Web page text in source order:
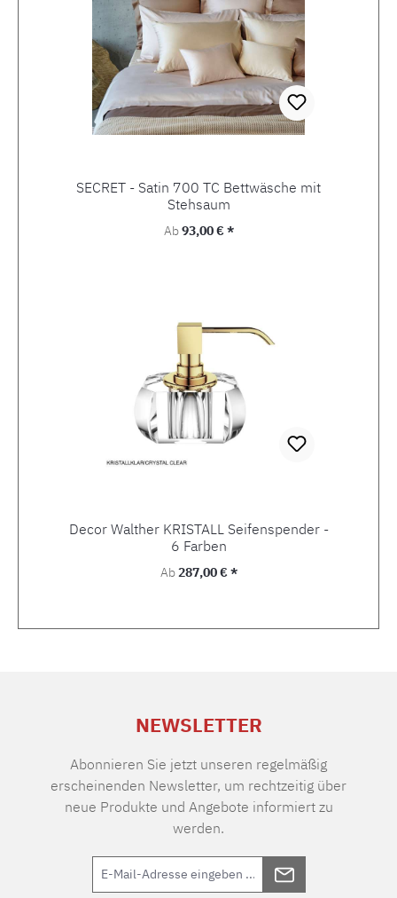
SECRET - Satin 700 TC Bettwäsche mit
Stehsaum
Regulärer Preis:
Ab93,00 € *
Decor Walther KRISTALL Seifenspender -
6 Farben
Regulärer Preis:
Ab287,00 € *
NEWSLETTER
Abonnieren Sie jetzt unseren regelmäßig
erscheinenden Newsletter, um rechtzeitig über
neue Produkte und Angebote informiert zu
werden.